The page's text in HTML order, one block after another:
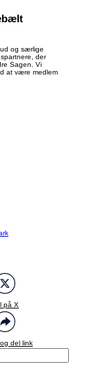
og særlige
der
Sagen. Vi
at være medlem
på X
del link